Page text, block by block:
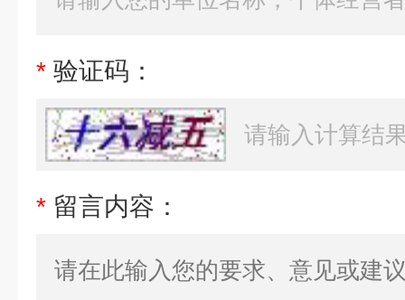
* 验证码：
* 留言内容：